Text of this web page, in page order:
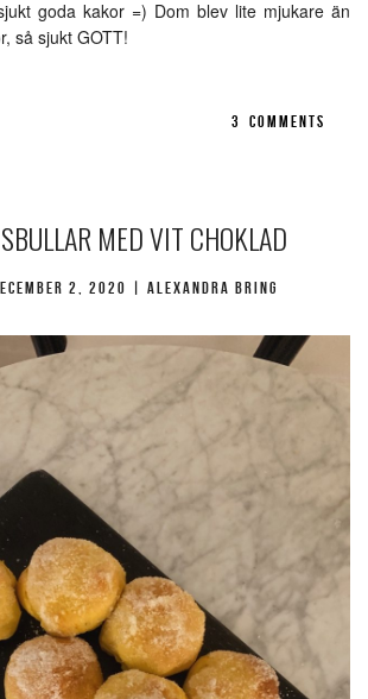
goda kakor =) Dom blev lite mjukare än
så sjukt GOTT!
3 COMMENTS
MED VIT CHOKLAD
2, 2020 | Alexandra Bring